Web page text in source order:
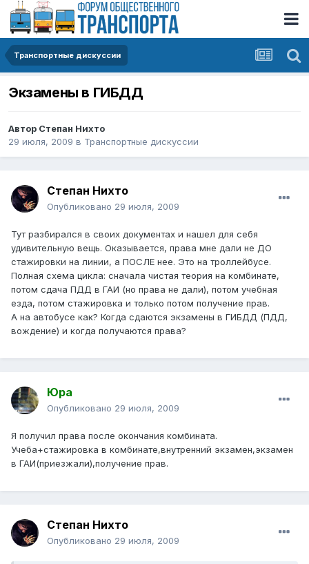
Транспортные дискуссии
Экзамены в ГИБДД
Автор Степан Нихто
29 июля, 2009 в Транспортные дискуссии
Степан Нихто
Опубликовано 29 июля, 2009
Тут разбирался в своих документах и нашел для себя
удивительную вещь. Оказывается, права мне дали не ДО
стажировки на линии, а ПОСЛЕ нее. Это на троллейбусе.
Полная схема цикла: сначала чистая теория на комбинате,
потом сдача ПДД в ГАИ (но права не дали), потом учебная
езда, потом стажировка и только потом получение прав.
А на автобусе как? Когда сдаются экзамены в ГИБДД (ПДД,
вождение) и когда получаются права?
Юра
Опубликовано 29 июля, 2009
Я получил права после окончания комбината.
Учеба+стажировка в комбинате,внутренний экзамен,экзамен
в ГАИ(приезжали),получение прав.
Степан Нихто
Опубликовано 29 июля, 2009